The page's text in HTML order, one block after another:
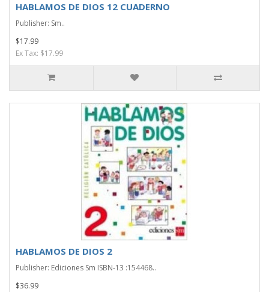
HABLAMOS DE DIOS 12 CUADERNO
Publisher: Sm..
$17.99
Ex Tax: $17.99
HABLAMOS DE DIOS 2
Publisher: Ediciones Sm ISBN-13 :154468..
$36.99